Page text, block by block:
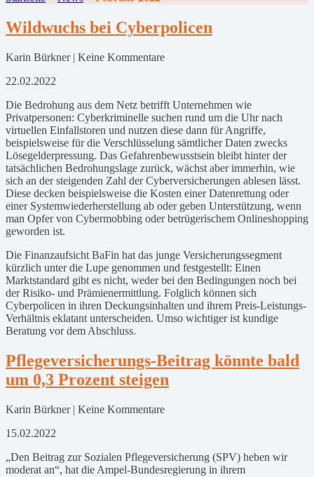
Wildwuchs bei Cyberpolicen
Karin Bürkner | Keine Kommentare
22.02.2022
Die Bedrohung aus dem Netz betrifft Unternehmen wie
Privatpersonen: Cyberkriminelle suchen rund um die Uhr nach
virtuellen Einfallstoren und nutzen diese dann für Angriffe,
beispielsweise für die Verschlüsselung sämtlicher Daten zwecks
Lösegelderpressung. Das Gefahrenbewusstsein bleibt hinter der
tatsächlichen Bedrohungslage zurück, wächst aber immerhin, wie
sich an der steigenden Zahl der Cyberversicherungen ablesen lässt.
Diese decken beispielsweise die Kosten einer Datenrettung oder
einer Systemwiederherstellung ab oder geben Unterstützung, wenn
man Opfer von Cybermobbing oder betrügerischem Onlineshopping
geworden ist.
Die Finanzaufsicht BaFin hat das junge Versicherungssegment
kürzlich unter die Lupe genommen und festgestellt: Einen
Marktstandard gibt es nicht, weder bei den Bedingungen noch bei
der Risiko- und Prämienermittlung. Folglich können sich
Cyberpolicen in ihren Deckungsinhalten und ihrem Preis-Leistungs-
Verhältnis eklatant unterscheiden. Umso wichtiger ist kundige
Beratung vor dem Abschluss.
Pflegeversicherungs-Beitrag könnte bald
um 0,3 Prozent steigen
Karin Bürkner | Keine Kommentare
15.02.2022
„Den Beitrag zur Sozialen Pflegeversicherung (SPV) heben wir
moderat an“, hat die Ampel-Bundesregierung in ihrem